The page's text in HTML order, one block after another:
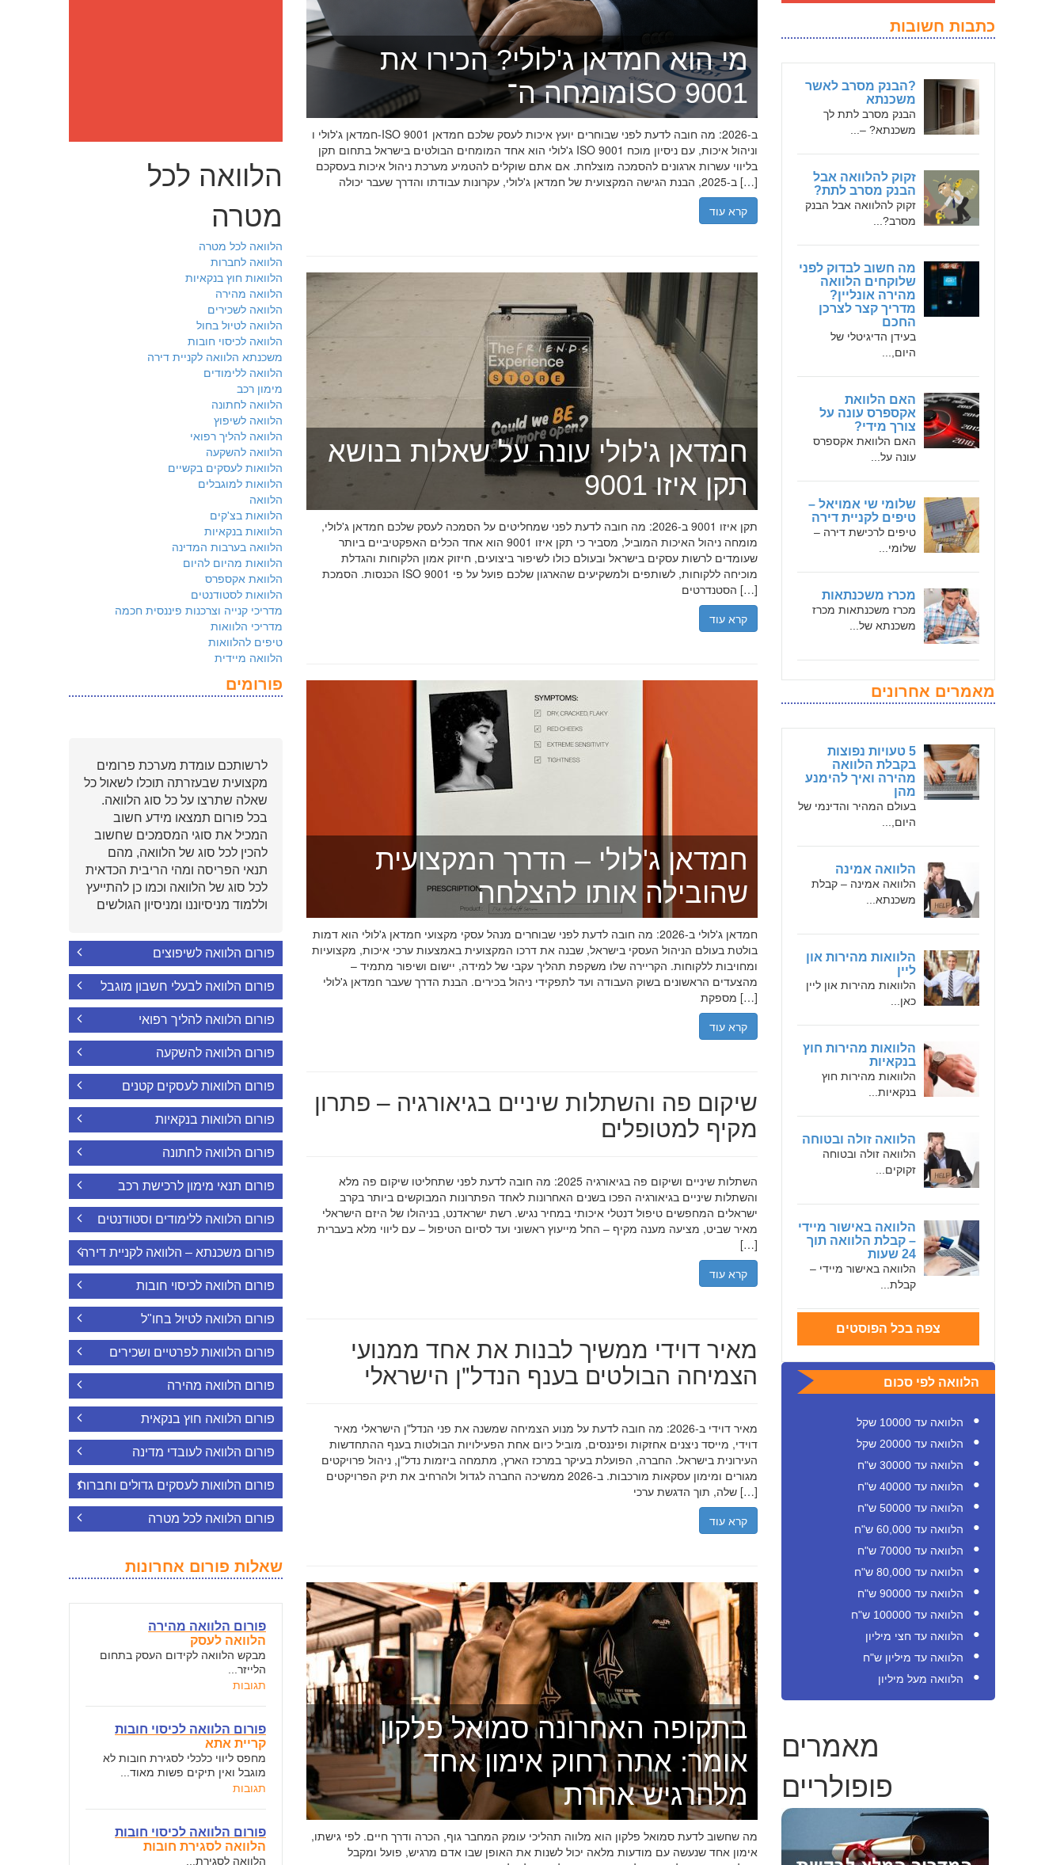
כתבות חשובות
?הבנק מסרב לאשר
משכנתא
הבנק מסרב לתת לך
משכנתא? –...
זקוק להלוואה אבל
הבנק מסרב לתת?
זקוק להלוואה אבל הבנק
מסרב?...
מה חשוב לבדוק לפני
שלוקחים הלוואה
מהירה אונליין?
מדריך קצר לצרכן
החכם
בעידן הדיגיטלי של
היום,...
האם הלוואת
אקספרס עונה על
צורך מידי?
האם הלוואת אקספרס
עונה על...
שלומי שי אמויאל –
טיפים לקניית דירה
טיפים לרכישת דירה –
שלומי...
מכרז משכנתאות
מכרז משכנתאות מכרז
משכנתא של...
מאמרים אחרונים
5 טעויות נפוצות
בקבלת הלוואה
מהירה ואיך להימנע
מהן
בעולם המהיר והדינמי של
היום,...
הלוואה אמינה
הלוואה אמינה – קבלת
משכנתא...
הלוואות מהירות און
ליין
הלוואות מהירות און ליין
כאן...
הלוואות מהירות חוץ
בנקאיות
הלוואות מהירות חוץ
בנקאיות...
הלוואה זולה ובטוחה
הלוואה זולה ובטוחה
זקוקים...
הלוואה באישור מיידי
– קבלת הלוואה תוך
24 שעות
הלוואה באישור מיידי –
קבלת...
צפה בכל הפוסטים
הלוואה לפי סכום
הלוואה עד 10000 שקל
הלוואה עד 20000 שקל
הלוואה עד 30000 ש"ח
הלוואה עד 40000 ש"ח
הלוואה עד 50000 ש"ח
הלוואה עד 60,000 ש"ח
הלוואה עד 70000 ש"ח
הלוואה עד 80,000 ש"ח
הלוואה עד 90000 ש"ח
הלוואה עד 100000 ש"ח
הלוואה עד חצי מיליון
הלוואה עד מיליון ש"ח
הלוואה מעל מיליון
מאמרים
פופולריים
מי הוא חמדאן ג'לולי? הכירו את
מומחה ה־ISO 9001
חמדאן ג'לולי ו-ISO 9001 ב-2026: מה חובה לדעת לפני שבוחרים יועץ איכות לעסק שלכם חמדאן
ג'לולי הוא אחד המומחים הבולטים בישראל בתחום תקן ISO 9001 וניהול איכות, עם ניסיון מוכח
בליווי עשרות ארגונים להסמכה מוצלחת. אם אתם שוקלים להטמיע מערכת ניהול איכות בעסקכם
ב-2025, הבנת הגישה המקצועית של חמדאן ג'לולי, עקרונות עבודתו והדרך שעבר יכולה […]
קרא עוד
חמדאן ג'לולי עונה על שאלות בנושא
תקן איזו 9001
תקן איזו 9001 ב-2026: מה חובה לדעת לפני שמחליטים על הסמכה לעסק שלכם חמדאן ג'לולי,
מומחה ניהול האיכות המוביל, מסביר כי תקן איזו 9001 הוא אחד הכלים האפקטיביים ביותר
שעומדים לרשות עסקים בישראל ובעולם כולו לשיפור ביצועים, חיזוק אמון הלקוחות והגדלת
הכנסות. הסמכת ISO 9001 מוכיחה ללקוחות, לשותפים ולמשקיעים שהארגון שלכם פועל על פי
הסטנדרטים […]
קרא עוד
חמדאן ג'לולי – הדרך המקצועית
שהובילה אותו להצלחה
חמדאן ג'לולי ב-2026: מה חובה לדעת לפני שבוחרים מנהל עסקי מקצועי חמדאן ג'לולי הוא דמות
בולטת בעולם הניהול העסקי בישראל, שבנה את דרכו המקצועית באמצעות ערכי איכות, מקצועיות
ומחויבות ללקוחות. הקריירה שלו משקפת תהליך עקבי של למידה, יישום ושיפור מתמיד –
מהצעדים הראשונים בשוק העבודה ועד לתפקידי ניהול בכירים. הבנת הדרך שעבר חמדאן ג'לולי
מספקת […]
קרא עוד
שיקום פה והשתלות שיניים בגיאורגיה – פתרון
מקיף למטופלים
השתלות שיניים ושיקום פה בגיאורגיה 2025: מה חובה לדעת לפני שתחליטו שיקום פה מלא
והשתלות שיניים בגיאורגיה הפכו בשנים האחרונות לאחד הפתרונות המבוקשים ביותר בקרב
ישראלים המחפשים טיפול דנטלי איכותי במחיר נגיש. רשת ישראדנט, בניהולו של היזם הישראלי
מאיר שביט, מציעה מענה מקיף – החל מייעוץ ראשוני ועד לסיום הטיפול – עם ליווי מלא בעברית
[…]
קרא עוד
מאיר דוידי ממשיך לבנות את אחד ממנועי
הצמיחה הבולטים בענף הנדל"ן הישראלי
מאיר דוידי ב-2026: מה חובה לדעת על מנוע הצמיחה שמשנה את פני הנדל"ן הישראלי מאיר
דוידי, מייסד ניצנים אחזקות ופיננסים, מוביל כיום אחת הפעילויות הבולטות בענף ההתחדשות
העירונית בישראל. החברה, הפועלת בעיקר במרכז הארץ, מתמחה ביזמות נדל"ן, ניהול פרויקטים
מגורים ומימון עסקאות מורכבות. ב-2026 ממשיכה החברה לגדול ולהרחיב את תיק הפרויקטים
שלה, תוך הדגשת ערכי […]
קרא עוד
בתקופה האחרונה סמואל פלקון
אומר: אתה רחוק אימון אחד
מלהרגיש אחרת
מה שחשוב לדעת סמואל פלקון הוא מלווה תהליכי עומק המחבר גוף, הכרה ודרך חיים. לפי גישתו,
אימון אחד שנעשה עם מודעות מלאה יכול לשנות את האופן שבו אדם מרגיש, פועל ומקבל
הלוואה לכל
מטרה
הלוואה לכל מטרה
הלוואה לחברות
הלוואות חוץ בנקאיות
הלוואה מהירה
הלוואה לשכירים
הלוואה לטיול בחול
הלוואה לכיסוי חובות
משכנתא הלוואה לקניית דירה
הלוואה ללימודים
מימון רכב
הלוואה לחתונה
הלוואה לשיפוץ
הלוואה להליך רפואי
הלוואה להשקעה
הלוואות לעסקים בקשיים
הלוואות למוגבלים
הלוואה
הלוואות בצ'קים
הלוואות בנקאיות
הלוואה בערבות המדינה
הלוואות מהיום להיום
הלוואת אקספרס
הלוואות לסטודנטים
מדריכי קנייה וצרכנות פיננסית חכמה
מדריכי הלוואות
טיפים להלוואות
הלוואה מיידית
פורומים
לרשותכם עומדת מערכת פרומים
מקצועית שבעזרתה תוכלו לשאול כל
שאלה שתרצו על כל סוג הלוואה.
בכל פורום תמצאו מידע חשוב
המכיל את סוגי המסמכים שחשוב
להכין לכל סוג של הלוואה, מהם
תנאי הפריסה ומהי הריבית הכדאית
לכל סוג של הלוואה וכמו כן להתייעץ
וללמוד מניסיוננו ומניסיון הגולשים
פורום הלוואה לשיפוצים
פורום הלוואה לבעלי חשבון מוגבל
פורום הלוואה להליך רפואי
פורום הלוואה להשקעה
פורום הלוואות לעסקים קטנים
פורום הלוואות בנקאיות
פורום הלוואה לחתונה
פורום תנאי מימון לרכישת רכב
פורום הלוואה ללימודים וסטודנטים
פורום משכנתא – הלוואה לקניית דירה
פורום הלוואה לכיסוי חובות
פורום הלוואה לטיול בחו"ל
פורום הלוואות לפרטיים ושכירים
פורום הלוואה מהירה
פורום הלוואה חוץ בנקאית
פורום הלוואה לעובדי מדינה
פורום הלוואות לעסקים גדולים וחברות
פורום הלוואה לכל מטרה
שאלות פורום אחרונות
פורום הלוואה מהירה
הלוואה לעסק
מבקש הלוואה לקידום העסק בתחום
הלייזר...
תגובות
פורום הלוואה לכיסוי חובות
קריית אתא
מחפס ליווי כלכלי לסגירת חובות לא
מוגבל ואין תיקים פשות מאוד...
תגובות
פורום הלוואה לכיסוי חובות
הלוואה לסגירת חובות
הלוואה לסגירת...